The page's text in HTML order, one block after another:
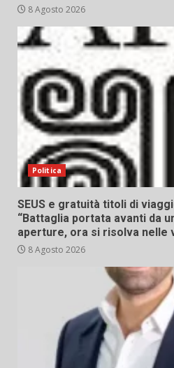
8 Agosto 2026
Politica
SEUS e gratuità titoli di
“Battaglia portata avanti da
aperture, ora si risolva nelle
8 Agosto 2026